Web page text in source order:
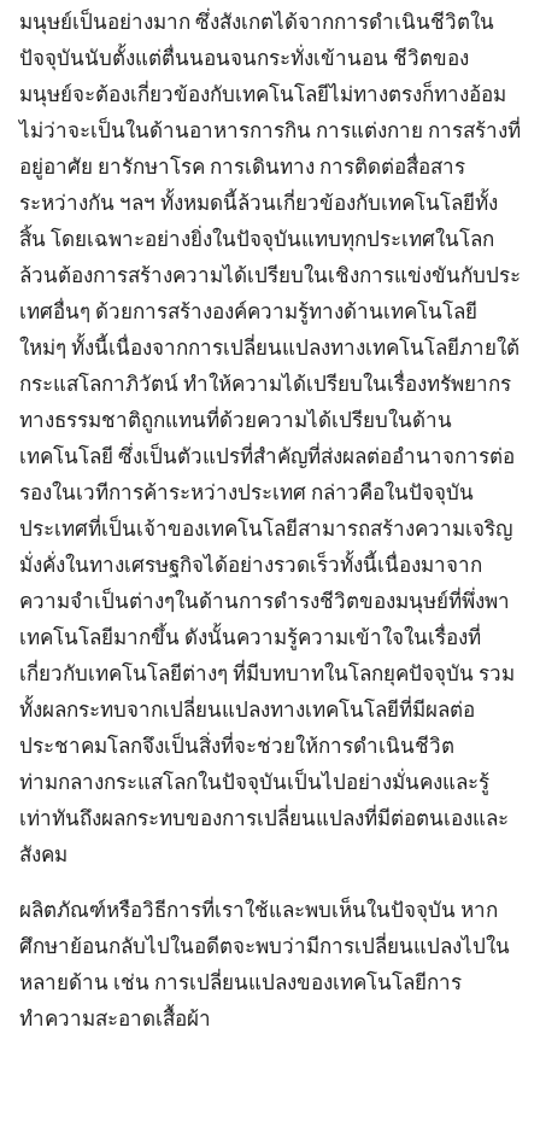
มนุษย์เป็นอย่างมาก ซึ่งสังเกตได้จากการดำเนินชีวิตใน
ปัจจุบันนับตั้งแต่ตื่นนอนจนกระทั่งเข้านอน ชีวิตของ
มนุษย์จะต้องเกี่ยวข้องกับเทคโนโลยีไม่ทางตรงก็ทางอ้อม
ไม่ว่าจะเป็นในด้านอาหารการกิน การแต่งกาย การสร้างที่
อยู่อาศัย ยารักษาโรค การเดินทาง การติดต่อสื่อสาร
ระหว่างกัน ฯลฯ ทั้งหมดนี้ล้วนเกี่ยวข้องกับเทคโนโลยีทั้ง
สิ้น โดยเฉพาะอย่างยิ่งในปัจจุบันแทบทุกประเทศในโลก
ล้วนต้องการสร้างความได้เปรียบในเชิงการแข่งขันกับประ
เทศอื่นๆ ด้วยการสร้างองค์ความรู้ทางด้านเทคโนโลยี
ใหม่ๆ ทั้งนี้เนื่องจากการเปลี่ยนแปลงทางเทคโนโลยีภายใต้
กระแสโลกาภิวัตน์ ทำให้ความได้เปรียบในเรื่องทรัพยากร
ทางธรรมชาติถูกแทนที่ด้วยความได้เปรียบในด้าน
เทคโนโลยี ซึ่งเป็นตัวแปรที่สำคัญที่ส่งผลต่ออำนาจการต่อ
รองในเวทีการค้าระหว่างประเทศ กล่าวคือในปัจจุบัน
ประเทศที่เป็นเจ้าของเทคโนโลยีสามารถสร้างความเจริญ
มั่งคั่งในทางเศรษฐกิจได้อย่างรวดเร็วทั้งนี้เนื่องมาจาก
ความจำเป็นต่างๆในด้านการดำรงชีวิตของมนุษย์ที่พึ่งพา
เทคโนโลยีมากขึ้น ดังนั้นความรู้ความเข้าใจในเรื่องที่
เกี่ยวกับเทคโนโลยีต่างๆ ที่มีบทบาทในโลกยุคปัจจุบัน รวม
ทั้งผลกระทบจากเปลี่ยนแปลงทางเทคโนโลยีที่มีผลต่อ
ประชาคมโลกจึงเป็นสิ่งที่จะช่วยให้การดำเนินชีวิต
ท่ามกลางกระแสโลกในปัจจุบันเป็นไปอย่างมั่นคงและรู้
เท่าทันถึงผลกระทบของการเปลี่ยนแปลงที่มีต่อตนเองและ
สังคม
ผลิตภัณฑ์หรือวิธีการที่เราใช้และพบเห็นในปัจจุบัน หาก
ศึกษาย้อนกลับไปในอดีตจะพบว่ามีการเปลี่ยนแปลงไปใน
หลายด้าน เช่น การเปลี่ยนแปลงของเทคโนโลยีการ
ทำความสะอาดเสื้อผ้า